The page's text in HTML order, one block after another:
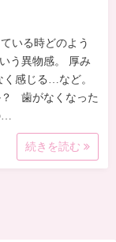
いる時どのよう
う異物感。 厚み
感じる…など。
？ 歯がなくなった
…
続きを読む